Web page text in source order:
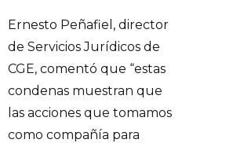
Ernesto Peñafiel, director
de Servicios Jurídicos de
CGE, comentó que “estas
condenas muestran que
las acciones que tomamos
como compañía para